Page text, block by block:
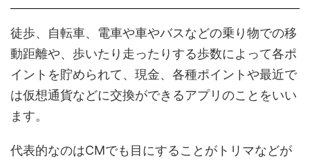
徒歩、自転車、電車や車やバスなどの乗り物での移
動距離や、歩いたり走ったりする歩数によって各ポ
イントを貯められて、現金、各種ポイントや最近で
は仮想通貨などに交換ができるアプリのことをいい
ます。
代表的なのはCMでも目にすることがトリマなどが